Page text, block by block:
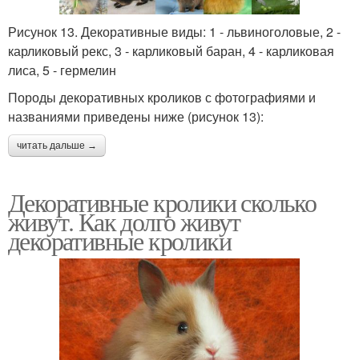
Рисунок 13. Декоративные виды: 1 - львиноголовые, 2 -
карликовый рекс, 3 - карликовый баран, 4 - карликовая
лиса, 5 - гермелин
Породы декоративных кроликов с фотографиями и
названиями приведены ниже (рисунок 13):
читать дальше →
Декоративные кролики сколько
живут. Как долго живут
декоративные кролики